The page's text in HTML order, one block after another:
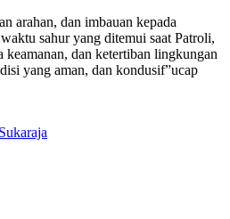
arahan, dan imbauan kepada
sahur yang ditemui saat Patroli,
keamanan, dan ketertiban lingkungan
yang aman, dan kondusif”ucap